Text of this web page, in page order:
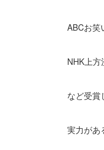
ABCお笑
NHK上
など受賞
実力があ